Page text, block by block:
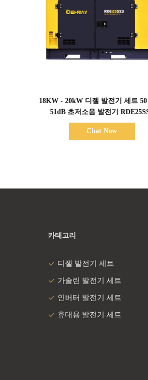
18KW - 20kW 디젤 발전기 세트 50
51dB 초저소음 발전기
Chat Now
카테고리
디젤 발전기 세트
가솔린 발전기 세트
인버터 발전기 세트
휴대용 발전기 세트